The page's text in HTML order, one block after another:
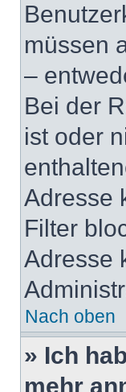
müssen
–
Bei der
ist oder
Adresse
Filter
Adresse
Nach oben
» Ich
mehr